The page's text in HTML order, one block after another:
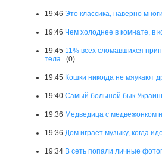
19:46 Это классика, наверно
19:46 Чем холоднее в комнате, в
19:45 11% всех сломавшихся
тела . (0)
19:45 Кошки никогда не мяукают
19:40 Самый большой бык
19:36 Медведица с медвежонком
19:36 Дом играет музыку, когда
19:34 В сеть попали личные